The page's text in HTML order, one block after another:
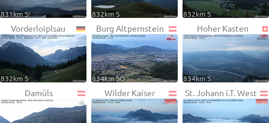
831km S 832km S 832km S
Vorderloiplsau
832km S
Burg Altpernstein
834km SO
Hoher Kasten
834km S
Damüls Wilder Kaiser St. Johann i.T. West